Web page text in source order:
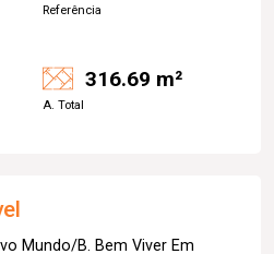
Referência
316.69 m²
A. Total
Mundo/B. Bem Viver Em